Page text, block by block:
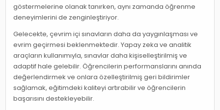
göstermelerine olanak tanırken, aynı zamanda öğrenme
deneyimlerini de zenginleştiriyor.
Gelecekte, çevrim içi sınavların daha da yaygınlaşması ve
evrim geçirmesi beklenmektedir. Yapay zeka ve analitik
araçların kullanımıyla, sınavlar daha kişiselleştirilmiş ve
adaptif hale gelebilir. Öğrencilerin performanslarını anında
değerlendirmek ve onlara özelleştirilmiş geri bildirimler
sağlamak, eğitimdeki kaliteyi artırabilir ve öğrencilerin
başarısını destekleyebilir.